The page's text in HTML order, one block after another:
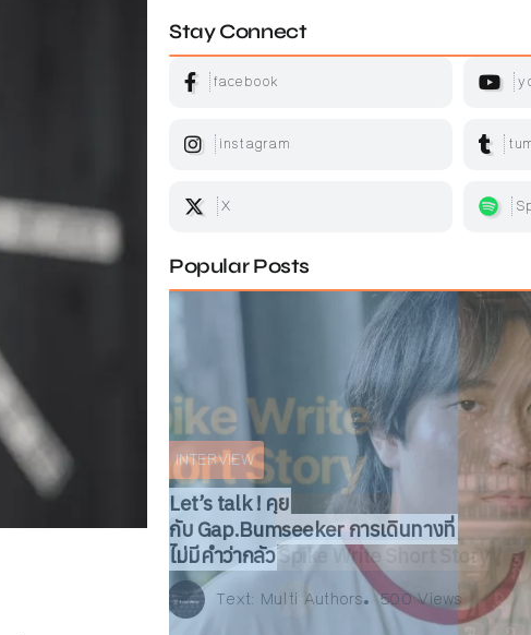
Stay Connect
facebook
instagram
X
Popular Posts
Text: ณัฐพงษ์ วิมลรัตน์ 168 Views
INTERVIEW
Text: Multi Authors 500 Views
SHORT STORY
Spike Write Short Story
Text: Admin 497 Views
BOOKS REVIEW
Text: วัลคุ์วดี ชุมจุล 255
ARTICLE
Text: สมลดา เนียมละมูล
176 Views
ARTICLE
Text: ณัฐพงษ์ วิมลรัตน์
INTERVIEW
Text: Multi Authors